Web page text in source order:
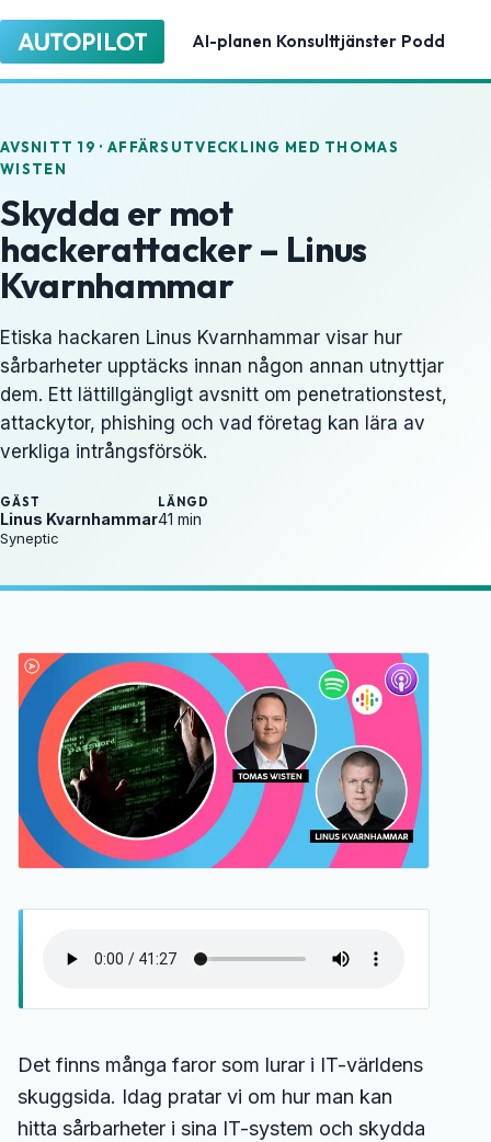
AI-planen Konsulttjänster Podd
AVSNITT 19 · AFFÄRSUTVECKLING MED THOMAS
WISTEN
Skydda er mot
hackerattacker – Linus
Kvarnhammar
Etiska hackaren Linus Kvarnhammar visar hur
sårbarheter upptäcks innan någon annan utnyttjar
dem. Ett lättillgängligt avsnitt om penetrationstest,
attackytor, phishing och vad företag kan lära av
verkliga intrångsförsök.
GÄST
Linus Kvarnhammar
Syneptic
LÄNGD
41 min
Det finns många faror som lurar i IT-världens
skuggsida. Idag pratar vi om hur man kan
hitta sårbarheter i sina IT-system och skydda